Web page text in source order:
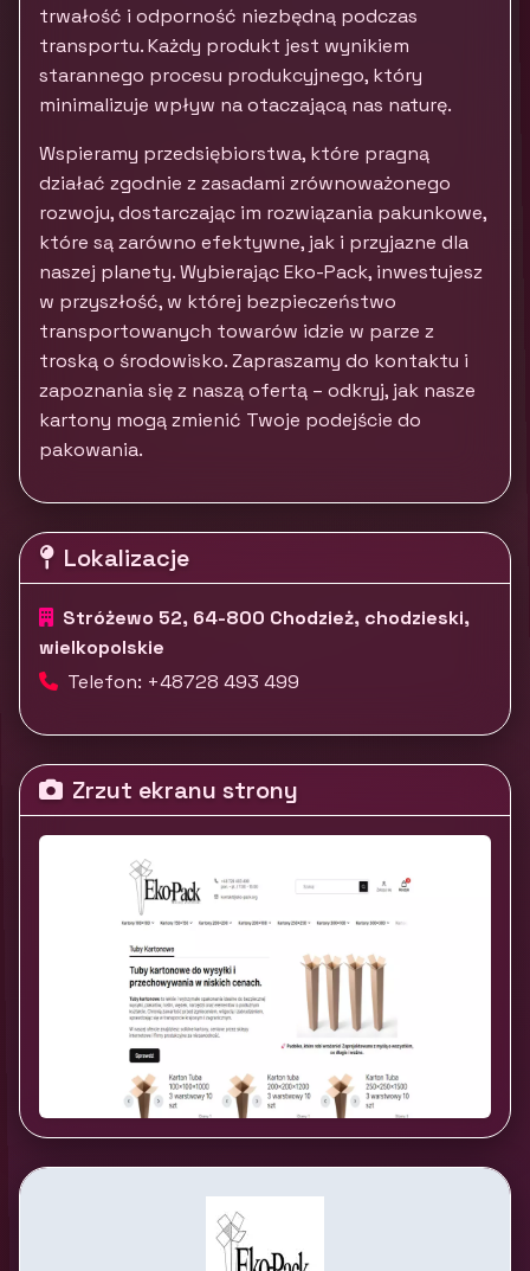
trwałość i odporność niezbędną podczas
transportu. Każdy produkt jest wynikiem
starannego procesu produkcyjnego, który
minimalizuje wpływ na otaczającą nas naturę.
Wspieramy przedsiębiorstwa, które pragną
działać zgodnie z zasadami zrównoważonego
rozwoju, dostarczając im rozwiązania pakunkowe,
które są zarówno efektywne, jak i przyjazne dla
naszej planety. Wybierając Eko-Pack, inwestujesz
w przyszłość, w której bezpieczeństwo
transportowanych towarów idzie w parze z
troską o środowisko. Zapraszamy do kontaktu i
zapoznania się z naszą ofertą – odkryj, jak nasze
kartony mogą zmienić Twoje podejście do
pakowania.
Lokalizacje
Stróżewo 52, 64-800 Chodzież, chodzieski,
wielkopolskie
Telefon: +48728 493 499
Zrzut ekranu strony